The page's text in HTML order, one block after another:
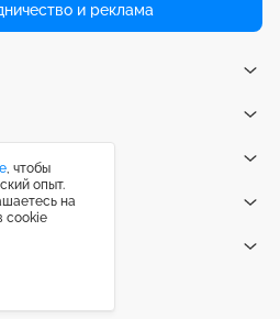
и реклама
, чтобы
опыт.
на
cookie